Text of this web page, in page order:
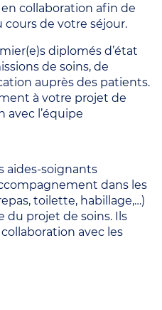
collaboration afin de
cours de votre séjour.
diplomés d’état
de soins, de
auprès des patients.
à votre projet de
avec l’équipe
aides-soignants
dans les
toilette, habillage,…)
du projet de soins. Ils
avec les